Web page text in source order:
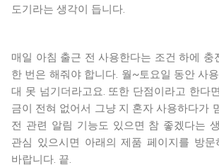
도기라는 생각이 듭니다.
매일 아침 출근 전 사용한다는 조건 하에 충
한 번은 해줘야 합니다. 월~토요일 동안 사
대 못 넘기더라고요. 또한 단점이라고 한다
금이 전혀 없어서 그냥 지 혼자 사용하다가
전 관련 알림 기능도 있으면 참 좋겠다는
관심 있으시면 아래의 제품 페이지를 방문
바랍니다. 끝.